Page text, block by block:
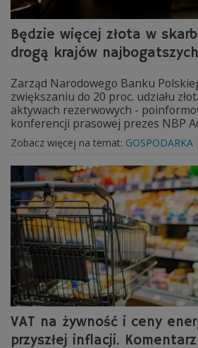
Będzie więcej złota w
drogą krajów najbogatszych
Zarząd Narodowego Banku
zwiększaniu do 20 proc. udziału
aktywach rezerwowych -
konferencji prasowej prezes NBP
Zobacz więcej na temat: GOSPODARKA
VAT na żywność i ceny
przyszłej inflacji.